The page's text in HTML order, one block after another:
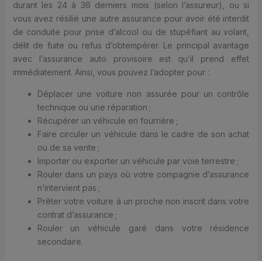
durant les 24 à 36 derniers mois (selon l’assureur), ou si
vous avez résilié une autre assurance pour avoir été interdit
de conduite pour prise d’alcool ou de stupéfiant au volant,
délit de fuite ou refus d’obtempérer. Le principal avantage
avec l’assurance auto provisoire est qu’il prend effet
immédiatement. Ainsi, vous pouvez l’adopter pour :
Déplacer une voiture non assurée pour un contrôle
technique ou une réparation ;
Récupérer un véhicule en fourrière ;
Faire circuler un véhicule dans le cadre de son achat
ou de sa vente ;
Importer ou exporter un véhicule par voie terrestre ;
Rouler dans un pays où votre compagnie d’assurance
n’intervient pas ;
Prêter votre voiture à un proche non inscrit dans votre
contrat d’assurance ;
Rouler un véhicule garé dans votre résidence
secondaire.